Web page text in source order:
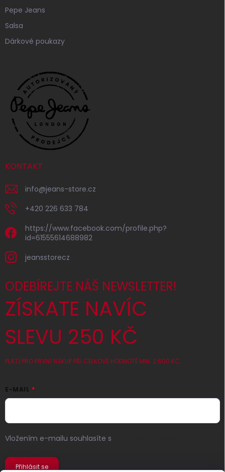
Pepe Jeans
Salsa
Dárkové poukazy
KONTAKT
info@jeans-store.cz
+420 226 633 784
https://www.facebook.com/profile.php?
id=61555614688982
jeansstorecz
ODEBÍREJTE NÁŠ NEWSLETTER!
ZÍSKATE NAVÍC
SLEVU 250 KČ
PLATÍ PRO PRVNÍ NÁKUP PŘI CELKOVÉ HODNOTĚ MIN. 2 500 KČ
E-MAIL
Vložením e-mailu souhlasíte s
Přihlásit se